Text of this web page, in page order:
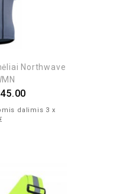
Northwave
45.00
dalimis 3 x